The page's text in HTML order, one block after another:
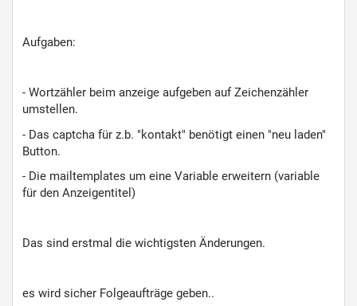
Aufgaben:
- Wortzähler beim anzeige aufgeben auf Zeichenzähler
umstellen.
- Das captcha für z.b. "kontakt" benötigt einen "neu laden"
Button.
- Die mailtemplates um eine Variable erweitern (variable
für den Anzeigentitel)
Das sind erstmal die wichtigsten Änderungen.
es wird sicher Folgeaufträge geben..